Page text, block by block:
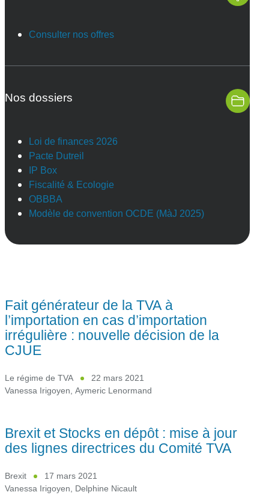
Consulter nos offres
Nos dossiers
Loi de finances 2026
Pacte Dutreil
IP Box
Fiscalité & Ecologie
OBBBA
Modèle de convention OCDE (MàJ 2025)
Fait générateur de la TVA à
l’importation en cas d’importation
irrégulière : nouvelle décision de la
CJUE
Le régime de TVA
22 mars 2021
Vanessa Irigoyen, Aymeric Lenormand
Brexit et Stocks en dépôt : mise à jour
des lignes directrices du Comité TVA
Brexit
17 mars 2021
Vanessa Irigoyen, Delphine Nicault